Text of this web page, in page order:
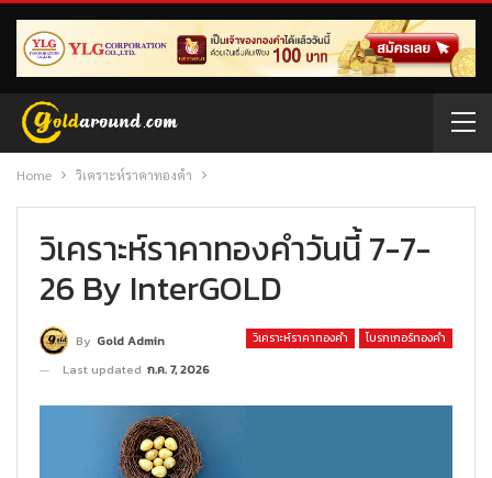
Home วิเคราะห์ราคาทองคำ
วิเคราะห์ราคาทองคำวันนี้ 7-7-
26 By InterGOLD
วิเคราะห์ราคาทองคำ โบรกเกอร์ทองคำ
By Gold Admin
Last updated ก.ค. 7, 2026